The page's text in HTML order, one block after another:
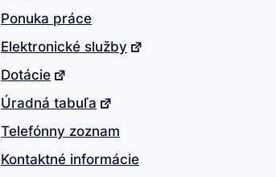
Ponuka práce
Elektronické služby
Dotácie
Úradná tabuľa
Telefónny zoznam
Kontaktné informácie